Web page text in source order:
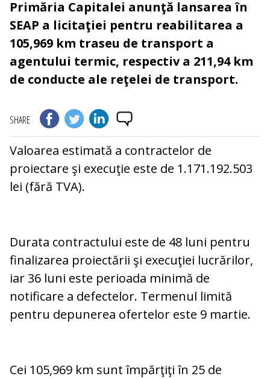
Primăria Capitalei anunţă lansarea în
SEAP a licitaţiei pentru reabilitarea a
105,969 km traseu de transport a
agentului termic, respectiv a 211,94 km
de conducte ale reţelei de transport.
SHARE
Valoarea estimată a contractelor de
proiectare şi execuţie este de 1.171.192.503
lei (fără TVA).
Durata contractului este de 48 luni pentru
finalizarea proiectării şi execuţiei lucrărilor,
iar 36 luni este perioada minimă de
notificare a defectelor. Termenul limită
pentru depunerea ofertelor este 9 martie.
Cei 105,969 km sunt împărţiţi în 25 de